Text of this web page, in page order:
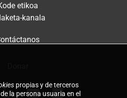
etikoa
kanala
propias y de terceros
la persona usuaria en el